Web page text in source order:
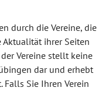
durch die Vereine, die
ihrer Seiten
Vereine stellt keine
dar und erhebt
Sie Ihren Verein